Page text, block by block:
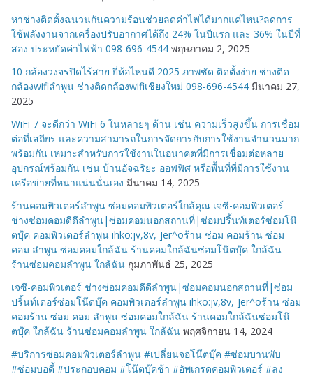
หาช่างติดตั้งฉนวนกันความร้อนช่วยลดค่าไฟได้มากแค่ไหน?ลดการ
ใช้พลังงานจากเครื่องปรับอากาศได้ถึง 24% ในปีแรก และ 36% ในปีที่
สอง ประหยัดค่าไฟฟ้า 098-696-4544 พฤษภาคม 2, 2025
10 กล้องวงจรปิดไร้สาย ยี่ห้อไหนดี 2025 ภาพชัด ติดตั้งง่าย ช่างติด
กล้องwifiลำพูน ช่างติดกล้องwifiเชียงใหม่ 098-696-4544 มีนาคม 27,
2025
WiFi 7 จะดีกว่า WiFi 6 ในหลายๆ ด้าน เช่น ความเร็วสูงขึ้น การเชื่อม
ต่อที่เสถียร และความสามารถในการจัดการกับการใช้งานจำนวนมาก
พร้อมกัน เหมาะสำหรับการใช้งานในอนาคตที่มีการเชื่อมต่อหลาย
อุปกรณ์พร้อมกัน เช่น บ้านอัจฉริยะ ออฟฟิศ หรือพื้นที่ที่มีการใช้งาน
เครือข่ายที่หนาแน่นนั่นเอง มีนาคม 14, 2025
ร้านคอมพิวเตอร์ลำพูน ซ่อมคอมพิวเตอร์ใกล้คุณ เจซี-คอมพิวเตอร์
ช่างซ่อมคอมดีดีลำพูน|ซ่อมคอมนอกสถานที่|ซ่อมปริ้นท์เตอร์ซ่อมโน๊
ตบุ๊ค คอมพิวเตอร์ลำพูน ihko:jv,8v, ]er^oร้าน ซ่อม คอมร้าน ซ่อม
คอม ลำพูน ซ่อมคอมใกล้ฉัน ร้านคอมใกล้ฉันซ่อมโน๊ตบุ๊ค ใกล้ฉัน
ร้านซ่อมคอมลำพูน ใกล้ฉัน กุมภาพันธ์ 25, 2025
เจซี-คอมพิวเตอร์ ช่างซ่อมคอมดีดีลำพูน|ซ่อมคอมนอกสถานที่|ซ่อม
ปริ้นท์เตอร์ซ่อมโน๊ตบุ๊ค คอมพิวเตอร์ลำพูน ihko:jv,8v, ]er^oร้าน ซ่อม
คอมร้าน ซ่อม คอม ลำพูน ซ่อมคอมใกล้ฉัน ร้านคอมใกล้ฉันซ่อมโน๊
ตบุ๊ค ใกล้ฉัน ร้านซ่อมคอมลำพูน ใกล้ฉัน พฤศจิกายน 14, 2024
#บริการซ่อมคอมพิวเตอร์ลำพูน #เปลี่ยนจอโน๊ตบุ๊ค #ซ่อมบานพับ
#ซ่อมบอดี้ #ประกอบคอม #โน๊ตบุ๊คช้า #อัพเกรดคอมพิวเตอร์ #ลง